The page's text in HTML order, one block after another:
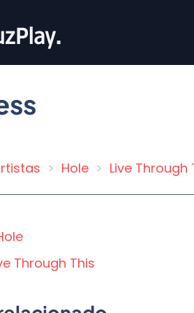
Hole Live Through
Through This